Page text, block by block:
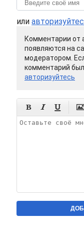
или
Комментарии от
появляются на
модератором.
комментарий был
авторизуйтесь
   